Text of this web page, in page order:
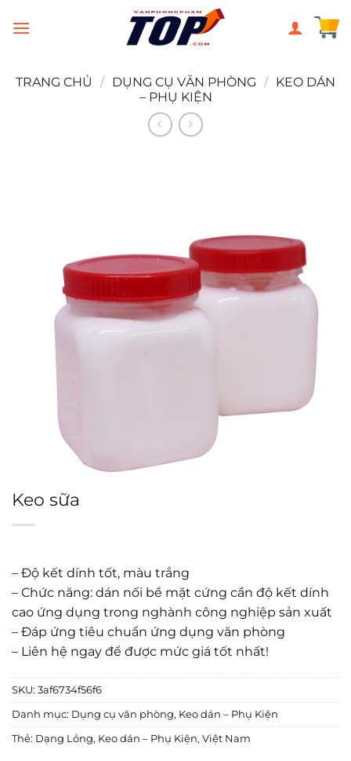
đến
TRANG CHỦ
/ DỤNG CỤ VĂN PHÒNG / KEO DÁN
– PHỤ KIỆN
Keo sữa
– Độ kết dính tốt, màu trắng
– Chức năng: dán nối bề mặt cứng cần độ kết dính
cao ứng dụng trong nghành công nghiệp sản xuất
– Đáp ứng tiêu chuẩn ứng dụng văn phòng
– Liên hệ ngay để được mức giá tốt nhất!
SKU: 3af6734f56f6
Danh mục: Dụng cụ văn phòng, Keo dán – Phụ Kiện
Thẻ: Dạng Lỏng, Keo dán – Phụ Kiện, Việt Nam